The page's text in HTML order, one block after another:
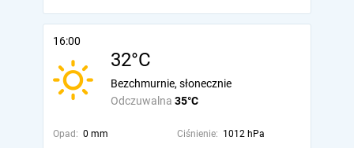
16:00
32°C
Odczuwalna 35°C
Bezchmurnie, słonecznie
Opad: 0 mm Ciśnienie: 1012 hPa